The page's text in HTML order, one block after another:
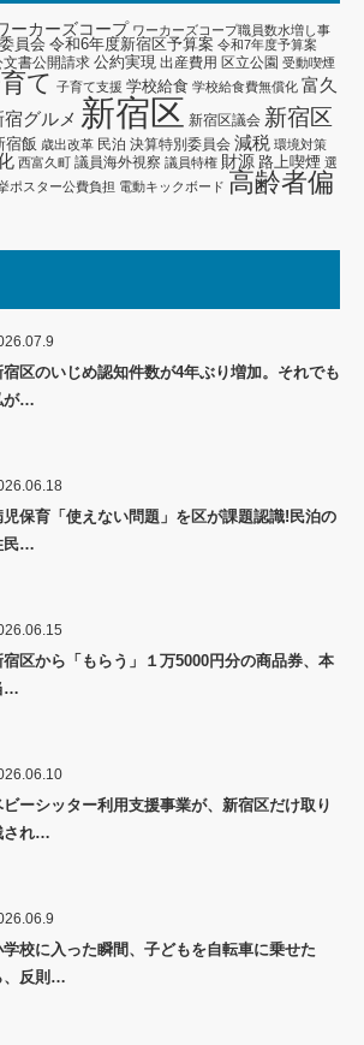
ーカーズコープ ワーカーズコープ職員数水増し事
員会 令和6年度新宿区予算案 令和7年度予算案
文書公開請求 公約実現 出産費用 区立公園 受動喫煙
て 子育て支援 学校給食 学校給食費無償化 富久
宿グルメ 新宿区 新宿区議会 新宿区
宿飯 歳出改革 民泊 決算特別委員会 減税 環境対策
西富久町 議員海外視察 議員特権 財源 路上喫煙 選
ポスター公費負担 電動キックボード 高齢者偏
宿区のいじめ認知件数が4年ぶり増加。それでも
が…
児保育「使えない問題」を区が課題認識!民泊の
民…
宿区から「もらう」１万5000円分の商品券、本
…
ビーシッター利用支援事業が、新宿区だけ取り
され…
学校に入った瞬間、子どもを自転車に乗せた
、反則…